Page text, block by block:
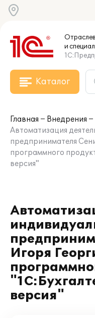
и
Каталог
Главная
Внедрения
Автоматизация
предпринимателя
программного
версия"
Игоря
версия"